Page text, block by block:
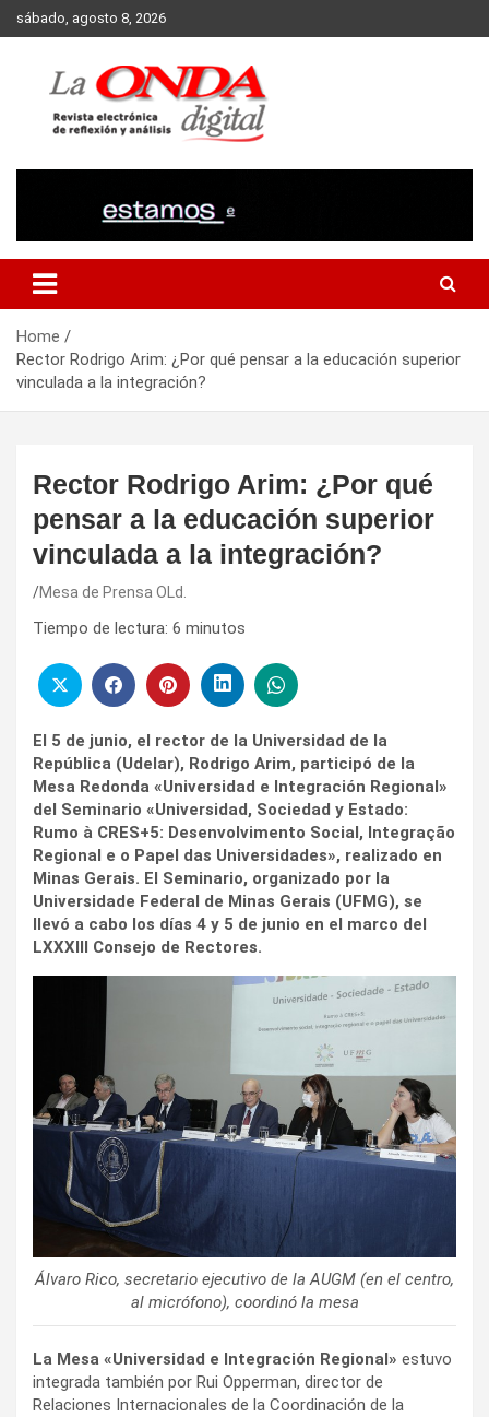
Skip
to
sábado, agosto 8, 2026
Home
Rector Rodrigo Arim: ¿Por qué pensar a la educación superior
vinculada a la integración?
Rector Rodrigo Arim: ¿Por qué
pensar a la educación superior
vinculada a la integración?
Mesa de Prensa OLd.
Tiempo de lectura: 6 minutos
El 5 de junio, el rector de la Universidad de la
República (Udelar), Rodrigo Arim, participó de la
Mesa Redonda «Universidad e Integración Regional»
del Seminario «Universidad, Sociedad y Estado:
Rumo à CRES+5: Desenvolvimento Social, Integração
Regional e o Papel das Universidades», realizado en
Minas Gerais. El Seminario, organizado por la
Universidade Federal de Minas Gerais (UFMG), se
llevó a cabo los días 4 y 5 de junio en el marco del
LXXXIII Consejo de Rectores.
Álvaro Rico, secretario ejecutivo de la AUGM (en el centro,
al micrófono), coordinó la mesa
La Mesa «Universidad e Integración Regional» estuvo
integrada también por Rui Opperman, director de
Relaciones Internacionales de la Coordinación de la